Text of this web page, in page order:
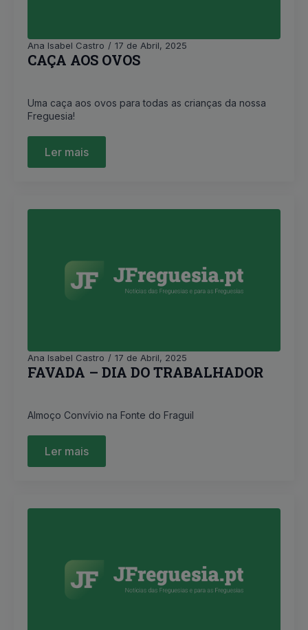
CAÇA AOS OVOS
Ana Isabel Castro 17 de Abril, 2025
Uma caça aos ovos para todas as crianças da nossa
Freguesia!
Ler mais
FAVADA – DIA DO TRABALHADOR
Ana Isabel Castro 17 de Abril, 2025
Almoço Convívio na Fonte do Fraguil
Ler mais